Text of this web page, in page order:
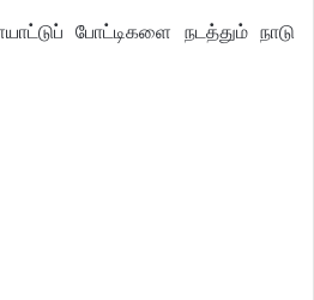
போட்டிகளை நடத்தும் நாடு